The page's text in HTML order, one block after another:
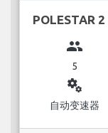
POLESTAR 2
group
5
miscellaneous_services
自动变速器